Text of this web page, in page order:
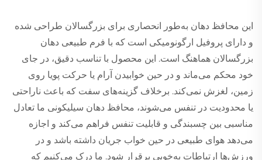
این محافظ دهان به‌طور انحصاری برای بزرگسالان طراحی شده
و دارای پروفیل ارگونومیکی است که با فرم طبیعی دهان
بزرگسالان هماهنگ است. این محصول با تناسب دقیق، در جای
خود محکم می‌ماند و در حین خوابیدن آرام یا حرکت پویا روی
زمین، لغزش نمی‌کند. برخلاف گزینه‌های سفت که باعث ناراحتی
یا محدودیت در تنفس می‌شوند، محافظ دهان سیلیکونی ما تعادل
مناسبی بین چسبندگی و قابلیت تنفس فراهم می‌کند و اجازه
می‌دهد هوای طبیعی در حین خواب جریان داشته باشد و در
ورزش‌ها ارتباطات به‌خوبی برقرار شود. ما درک می‌کنیم که